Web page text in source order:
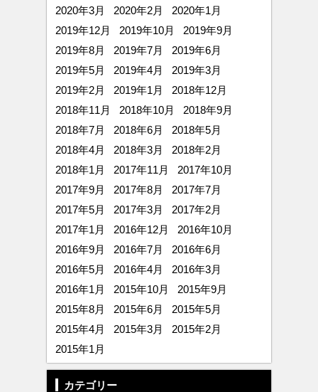
2020年3月
2020年2月
2020年1月
2019年12月
2019年10月
2019年9月
2019年8月
2019年7月
2019年6月
2019年5月
2019年4月
2019年3月
2019年2月
2019年1月
2018年12月
2018年11月
2018年10月
2018年9月
2018年7月
2018年6月
2018年5月
2018年4月
2018年3月
2018年2月
2018年1月
2017年11月
2017年10月
2017年9月
2017年8月
2017年7月
2017年5月
2017年3月
2017年2月
2017年1月
2016年12月
2016年10月
2016年9月
2016年7月
2016年6月
2016年5月
2016年4月
2016年3月
2016年1月
2015年10月
2015年9月
2015年8月
2015年6月
2015年5月
2015年4月
2015年3月
2015年2月
2015年1月
カテゴリー